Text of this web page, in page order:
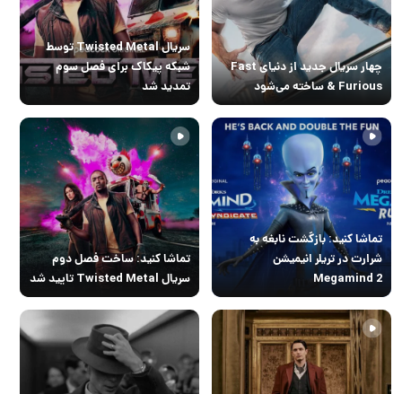
چهار سریال جدید از دنیای Fast
& Furious ساخته می‌شود
سریال Twisted Metal توسط
شبکه پیکاک برای فصل سوم
تمدید شد
تماشا کنید: بازگشت نابغه به
شرارت در تریلر انیمیشن
Megamind 2
تماشا کنید: ساخت فصل دوم
سریال Twisted Metal تایید شد